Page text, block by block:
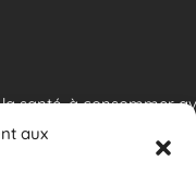
aux
santé, à consommer